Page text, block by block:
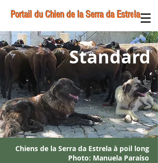
Portail du Chien de la Serra da Estrela
Standard
Chiens de la Serra da Estrela à poil long
Photo: Manuela Paraíso